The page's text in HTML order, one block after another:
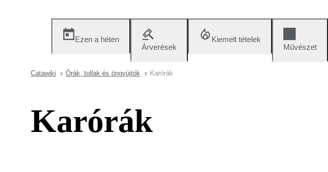
Ezen a héten
Árverések
Kiemelt tételek
Művészet
Catawiki Órák, tollak és öngyújtók Karórák
Karórák